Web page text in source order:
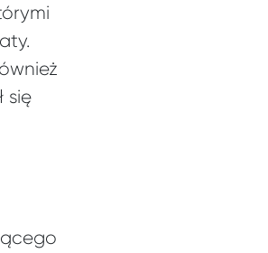
się